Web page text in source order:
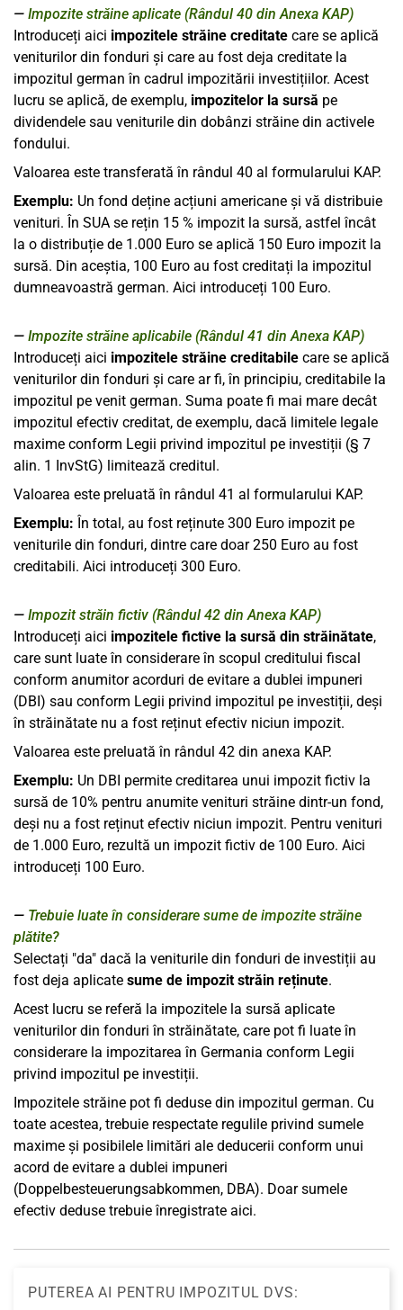
Impozite străine aplicate (Rândul 40 din Anexa KAP)
Introduceți aici impozitele străine creditate care se aplică
veniturilor din fonduri și care au fost deja creditate la
impozitul german în cadrul impozitării investițiilor. Acest
lucru se aplică, de exemplu, impozitelor la sursă pe
dividendele sau veniturile din dobânzi străine din activele
fondului.
Valoarea este transferată în rândul 40 al formularului KAP.
Exemplu: Un fond deține acțiuni americane și vă distribuie
venituri. În SUA se rețin 15 % impozit la sursă, astfel încât
la o distribuție de 1.000 Euro se aplică 150 Euro impozit la
sursă. Din aceștia, 100 Euro au fost creditați la impozitul
dumneavoastră german. Aici introduceți 100 Euro.
Impozite străine aplicabile (Rândul 41 din Anexa KAP)
Introduceți aici impozitele străine creditabile care se aplică
veniturilor din fonduri și care ar fi, în principiu, creditabile la
impozitul pe venit german. Suma poate fi mai mare decât
impozitul efectiv creditat, de exemplu, dacă limitele legale
maxime conform Legii privind impozitul pe investiții (§ 7
alin. 1 InvStG) limitează creditul.
Valoarea este preluată în rândul 41 al formularului KAP.
Exemplu: În total, au fost reținute 300 Euro impozit pe
veniturile din fonduri, dintre care doar 250 Euro au fost
creditabili. Aici introduceți 300 Euro.
Impozit străin fictiv (Rândul 42 din Anexa KAP)
Introduceți aici impozitele fictive la sursă din străinătate,
care sunt luate în considerare în scopul creditului fiscal
conform anumitor acorduri de evitare a dublei impuneri
(DBI) sau conform Legii privind impozitul pe investiții, deși
în străinătate nu a fost reținut efectiv niciun impozit.
Valoarea este preluată în rândul 42 din anexa KAP.
Exemplu: Un DBI permite creditarea unui impozit fictiv la
sursă de 10% pentru anumite venituri străine dintr-un fond,
deși nu a fost reținut efectiv niciun impozit. Pentru venituri
de 1.000 Euro, rezultă un impozit fictiv de 100 Euro. Aici
introduceți 100 Euro.
Trebuie luate în considerare sume de impozite străine
plătite?
Selectați "da" dacă la veniturile din fonduri de investiții au
fost deja aplicate sume de impozit străin reținute.
Acest lucru se referă la impozitele la sursă aplicate
veniturilor din fonduri în străinătate, care pot fi luate în
considerare la impozitarea în Germania conform Legii
privind impozitul pe investiții.
Impozitele străine pot fi deduse din impozitul german. Cu
toate acestea, trebuie respectate regulile privind sumele
maxime și posibilele limitări ale deducerii conform unui
acord de evitare a dublei impuneri
(Doppelbesteuerungsabkommen, DBA). Doar sumele
efectiv deduse trebuie înregistrate aici.
PUTEREA AI PENTRU IMPOZITUL DVS: